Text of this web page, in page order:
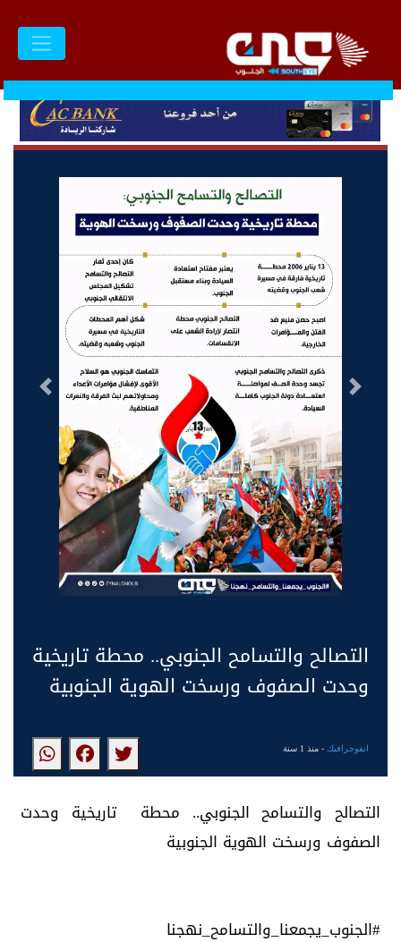
التالى السابق
التصالح والتسامح الجنوبي.. محطة تاريخية
وحدت الصفوف ورسخت الهوية الجنوبية
انفوجرافيك- منذ 1 سنة
التصالح والتسامح الجنوبي.. محطة تاريخية وحدت
الصفوف ورسخت الهوية الجنوبية